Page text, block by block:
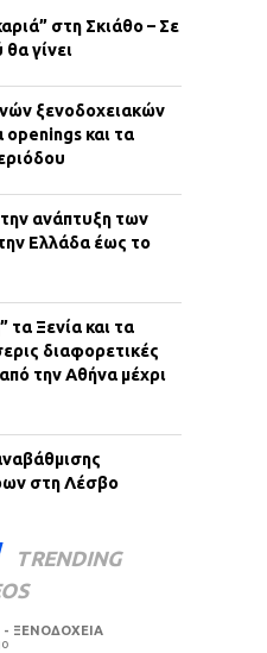
στη Σκιάθο – Σε
γίνει
ξενοδοχειακών
openings και τα
ανάπτυξη των
Ελλάδα έως το
Ξενία και τα
διαφορετικές
την Αθήνα μέχρι
στη Λέσβο
TRENDING
ΞΕΝΟΔΟΧΕΙΑ